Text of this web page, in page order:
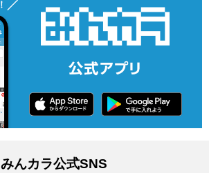
みんカラ公式SNS